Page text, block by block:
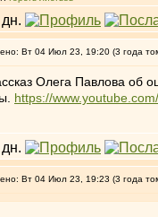
Вт 04 Июл 23, 19:20 (3 года
Олега Павлова об
https://
Вт 04 Июл 23, 19:23 (3 года